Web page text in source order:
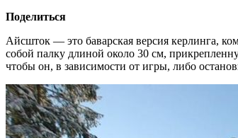
Поделиться
Айсшток — это баварская версия керлинга,
собой палку длиной около 30 см,
чтобы он, в зависимости от игры, либо